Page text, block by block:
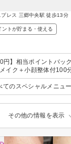
プレス 三郷中央駅 徒歩13
ントが貯まる・使える
円】相当ポイントバッ
イク＋小顔整体付100
てのスペシャルメニュ
その他の情報を表示